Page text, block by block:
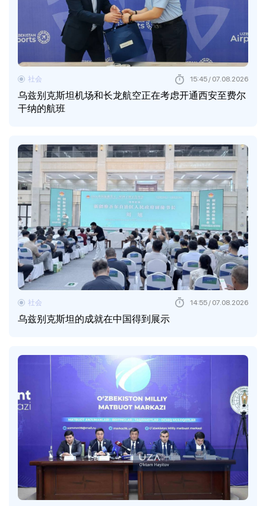
乌兹别克斯坦机场和长龙航空正在考虑开通西安至费尔
干纳的航班
社会 15:45 / 07.08.2026
乌兹别克斯坦的成就在中国得到展示
社会 14:55 / 07.08.2026